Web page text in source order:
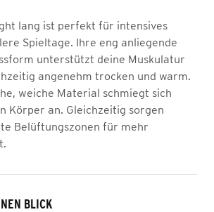
lang ist perfekt für intensives
Spieltage. Ihre eng anliegende
unterstützt deine Muskulatur
angenehm trocken und warm.
weiche Material schmiegt sich
Körper an. Gleichzeitig sorgen
Belüftungszonen für mehr
BLICK